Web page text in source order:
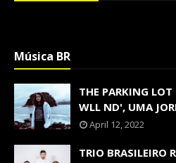
Música BR
THE PARKING
WLL ND', UMA
April 12, 2022
TRIO BRASILEIRO